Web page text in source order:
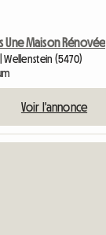
Une Maison Rénovée
Wellenstein (5470)
Voir l'annonce